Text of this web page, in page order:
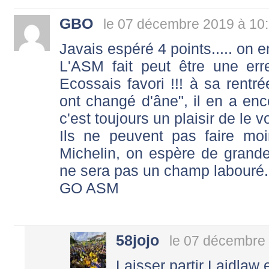
GBO le 07 décembre 2019 à
Javais espéré 4 points..... on
L'ASM fait peut être une
Ecossais favori !!! à sa
ont changé d'âne", il en a
c'est toujours un plaisir de le
Ils ne peuvent pas faire
Michelin, on espère de
ne sera pas un champ labouré.
GO ASM
58jojo le 07
Laisser partir Laidlaw